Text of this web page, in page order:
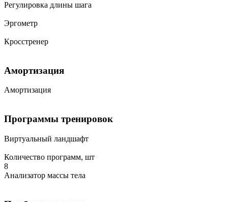
Регулировка длины шага
Эргометр
Кросстренер
Амортизация
Амортизация
Программы тренировок
Виртуальный ландшафт
Количество программ, шт
8
Анализатор массы тела